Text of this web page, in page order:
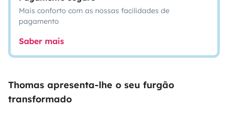
Mais conforto com as nossas facilidades de
pagamento
Saber mais
Thomas apresenta-lhe o seu furgão
transformado